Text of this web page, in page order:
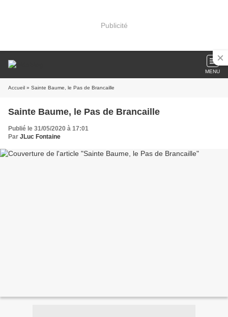
Publicité
MENU
Accueil » Sainte Baume, le Pas de Brancaille
Sainte Baume, le Pas de Brancaille
Publié le 31/05/2020 à 17:01
Par JLuc Fontaine